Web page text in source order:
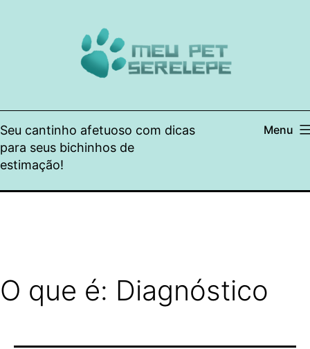
Seu cantinho afetuoso com dicas
para seus bichinhos de
estimação!
Menu
O que é: Diagnóstico